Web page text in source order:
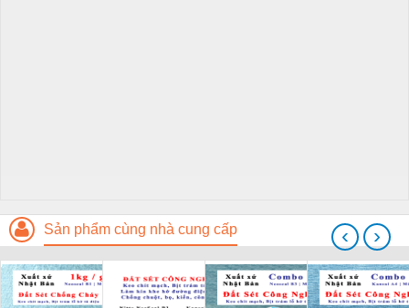
Sản phẩm cùng nhà cung cấp ‹ ›